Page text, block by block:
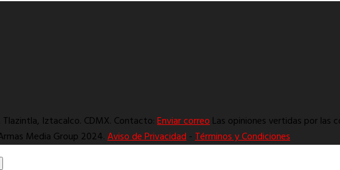
Tlazintla, Iztacalco. CDMX. Contacto:Enviar correoLas opiniones vertidas por las
Media Group 2024.Aviso de Privacidad-Términos y Condiciones